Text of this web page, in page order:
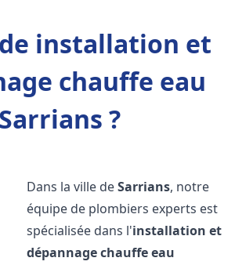
installation et
chauffe eau
Sarrians ?
Dans la ville deSarrians, notre
équipe de plombiers experts est
spécialisée dans l'installation et
dépannage chauffe eau